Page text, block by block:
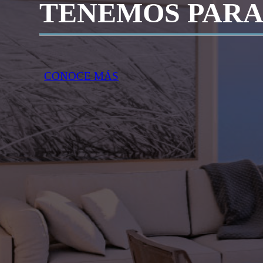
TENEMOS
CONOCE MÁS